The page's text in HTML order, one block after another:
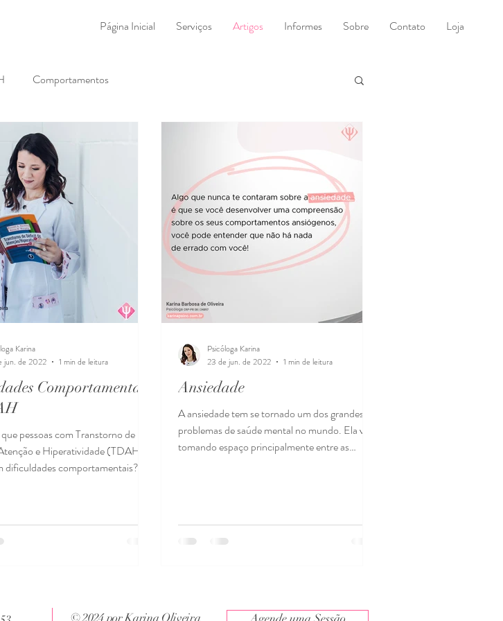
Página Inicial Serviços Artigos Informes Sobre Contato Loja
Comportamentos
Comportamentais
pessoas com Transtorno de
e Hiperatividade (TDAH)
dificuldades comportamentais?
Karina
jun. de 2022
1 min de leitura
Ansiedade
A ansiedade tem se tornado um dos grandes
problemas de saúde mental no mundo. Ela vem
tomando espaço principalmente entre as
Psicóloga Karina
23 de jun. de 2022
1 min de leitura
© 2024 por Karina Oliveira